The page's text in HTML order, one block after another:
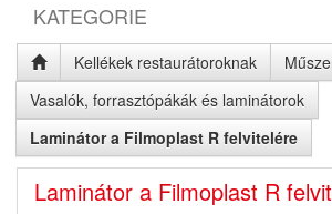
KATEGORIE
Kellékek restaurátoroknak
Vasalók, forrasztópákák és laminátorok
Laminátor a Filmoplast R felvitelére
Laminátor a Filmoplast R